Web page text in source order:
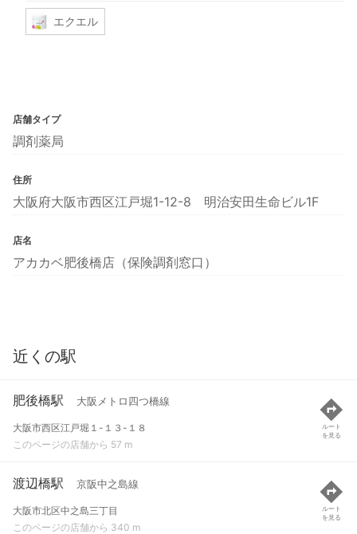
エクエル
店舗タイプ
調剤薬局
住所
大阪府大阪市西区江戸堀1-12-8 明治安田生命ビル1F
店名
アカカベ肥後橋店（保険調剤窓口）
近くの駅
肥後橋駅 大阪メトロ四つ橋線
大阪市西区江戸堀１-１３-１８
このページの店舗から 57 m
ルート
を見る
渡辺橋駅 京阪中之島線
大阪市北区中之島三丁目
このページの店舗から 340 m
ルート
を見る